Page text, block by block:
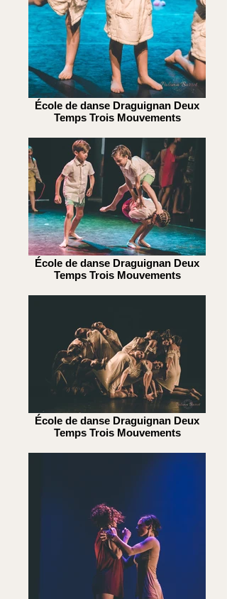
École de danse Draguignan Deux
Temps Trois Mouvements
École de danse Draguignan Deux
Temps Trois Mouvements
École de danse Draguignan Deux
Temps Trois Mouvements